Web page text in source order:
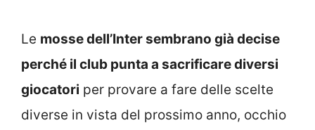
Le mosse dell’Inter sembrano già decise
perché il club punta a sacrificare diversi
giocatori per provare a fare delle scelte
diverse in vista del prossimo anno, occhio